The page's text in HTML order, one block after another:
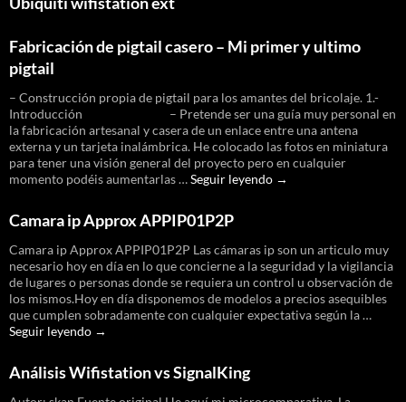
generation
for
Pirelli
in
Argentina
Fabricación de pigtail casero – Mi primer y ultimo
pigtail
– Construcción propia de pigtail para los amantes del bricolaje. 1.-
Introducción – Pretende ser una guía muy personal en
la fabricación artesanal y casera de un enlace entre una antena
externa y un tarjeta inalámbrica. He colocado las fotos en miniatura
para tener una visión general del proyecto pero en cualquier
momento podéis aumentarlas …Seguir leyendo Fabricación
Mi
primer
y
ultimo
pigtail
→
Camara ip Approx APPIP01P2P
Camara ip Approx APPIP01P2P Las cámaras ip son un articulo muy
necesario hoy en día en lo que concierne a la seguridad y la vigilancia
de lugares o personas donde se requiera un control u observación de
los mismos.Hoy en día disponemos de modelos a precios asequibles
que cumplen sobradamente con cualquier expectativa según la …
Seguir leyendo Camara
APPIP01P2P
→
Análisis Wifistation vs SignalKing